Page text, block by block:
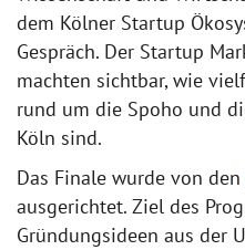
dem Kölner Startup
Gespräch. Der Startup
machten sichtbar, wie
rund um die Spoho und
Köln sind.
Das Finale wurde von den
ausgerichtet. Ziel des
Gründungsideen aus der